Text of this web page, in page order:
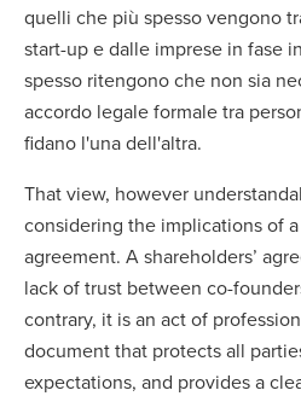
quelli che più spesso vengono
start-up e dalle imprese in fase
spesso ritengono che non sia
accordo legale formale tra
fidano l'una dell'altra.
That view, however
considering the implications of
agreement. A shareholders’
lack of trust between co-
contrary, it is an act of
document that protects all
expectations, and provides a